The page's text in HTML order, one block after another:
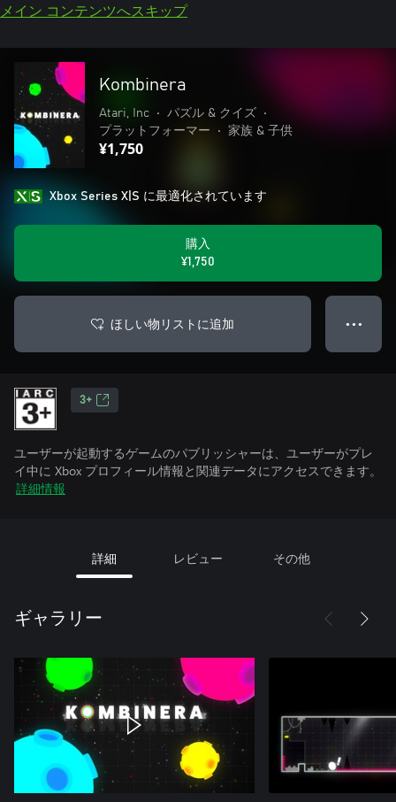
メイン コンテンツへスキップ
Kombinera
Atari, Inc • パズル & クイズ
•
プラットフォーマー
• 家族 & 子供
¥1,750
Xbox Series X|S に最適化されています
購入
¥1,750
ほしい物リストに追加 ● ● ●
3+
ユーザーが起動するゲームのパブリッシャーは、ユーザーがプレ
イ中に Xbox プロフィール情報と関連データにアクセスできます。
詳細情報
詳細 レビュー その他
ギャラリー